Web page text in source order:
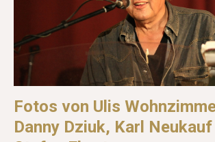
Fotos von Ulis
Danny Dziuk, Karl Neukauf